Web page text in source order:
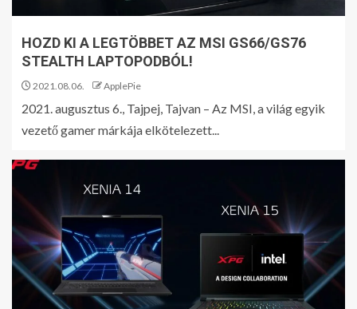
HOZD KI A LEGTÖBBET AZ MSI GS66/GS76
STEALTH LAPTOPODBÓL!
2021.08.06. ApplePie
2021. augusztus 6., Tajpej, Tajvan – Az MSI, a világ egyik
vezető gamer márkája elkötelezett...